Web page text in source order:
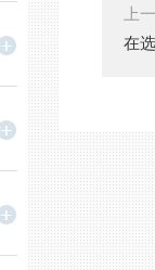
上
在